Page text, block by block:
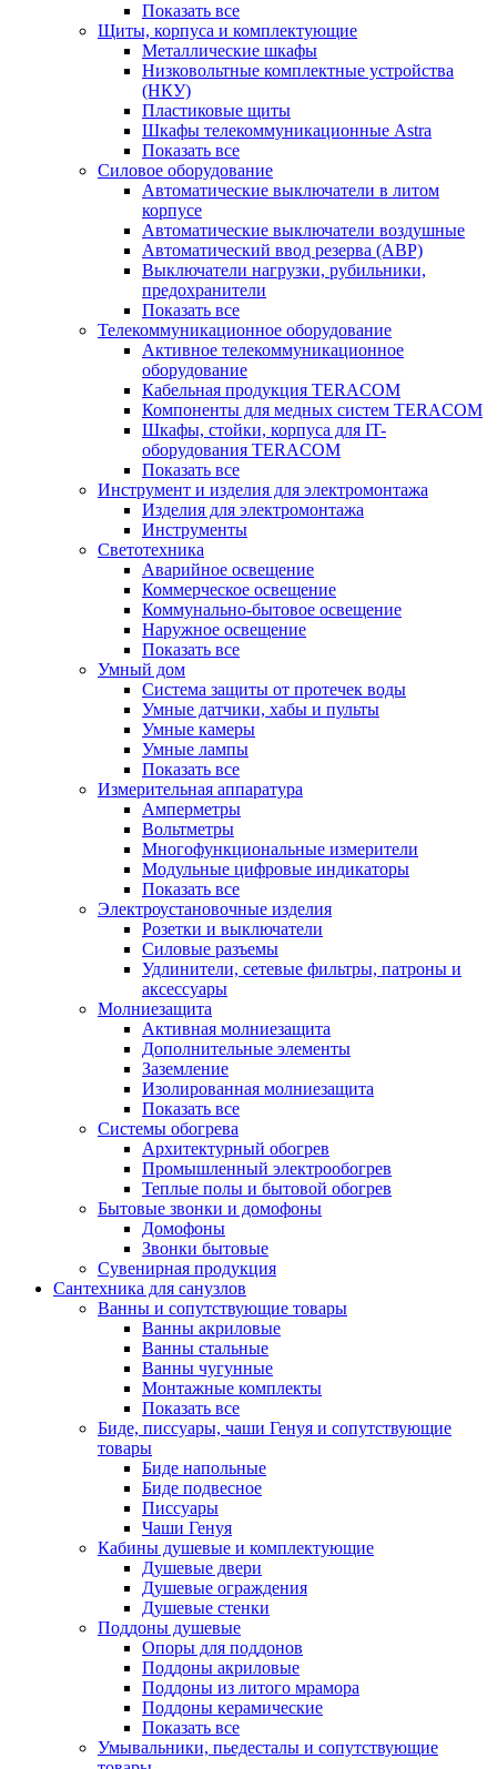
Показать все
Щиты, корпуса и комплектующие
Металлические шкафы
Низковольтные комплектные устройства
(НКУ)
Пластиковые щиты
Шкафы телекоммуникационные Astra
Показать все
Силовое оборудование
Автоматические выключатели в литом
корпусе
Автоматические выключатели воздушные
Автоматический ввод резерва (АВР)
Выключатели нагрузки, рубильники,
предохранители
Показать все
Телекоммуникационное оборудование
Активное телекоммуникационное
оборудование
Кабельная продукция TERACOM
Компоненты для медных систем TERACOM
Шкафы, стойки, корпуса для IT-
оборудования TERACOM
Показать все
Инструмент и изделия для электромонтажа
Изделия для электромонтажа
Инструменты
Светотехника
Аварийное освещение
Коммерческое освещение
Коммунально-бытовое освещение
Наружное освещение
Показать все
Умный дом
Система защиты от протечек воды
Умные датчики, хабы и пульты
Умные камеры
Умные лампы
Показать все
Измерительная аппаратура
Амперметры
Вольтметры
Многофункциональные измерители
Модульные цифровые индикаторы
Показать все
Электроустановочные изделия
Розетки и выключатели
Силовые разъемы
Удлинители, сетевые фильтры, патроны и
аксессуары
Молниезащита
Активная молниезащита
Дополнительные элементы
Заземление
Изолированная молниезащита
Показать все
Системы обогрева
Архитектурный обогрев
Промышленный электрообогрев
Теплые полы и бытовой обогрев
Бытовые звонки и домофоны
Домофоны
Звонки бытовые
Сувенирная продукция
Сантехника для санузлов
Ванны и сопутствующие товары
Ванны акриловые
Ванны стальные
Ванны чугунные
Монтажные комплекты
Показать все
Биде, писсуары, чаши Генуя и сопутствующие
товары
Биде напольные
Биде подвесное
Писсуары
Чаши Генуя
Кабины душевые и комплектующие
Душевые двери
Душевые ограждения
Душевые стенки
Поддоны душевые
Опоры для поддонов
Поддоны акриловые
Поддоны из литого мрамора
Поддоны керамические
Показать все
Умывальники, пьедесталы и сопутствующие